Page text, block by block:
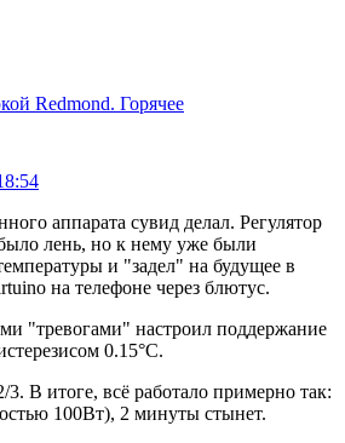
Redmond. Горячее
аппарата сувид делал. Регулятор
лень, но к нему уже были
и "задел" на будущее в
на телефоне через блютус.
"тревогами" настроил поддержание
0.15°C.
В итоге, всё работало примерно так:
100Вт), 2 минуты стынет.